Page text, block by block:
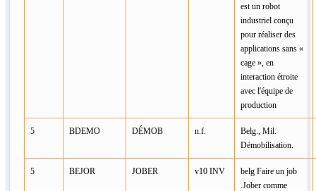
est un robot
industriel conçu
pour réaliser des
applications sans «
cage », en
interaction étroite
avec l'équipe de
production
5 BDEMO DÉMOB n.f.
Belg., Mil.
Démobilisation.
5 BEJOR JOBER v10 INV
belg Faire un job
.Jober comme